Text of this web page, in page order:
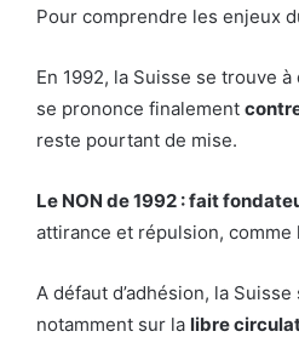
Pour comprendre les enjeux
En 1992, la Suisse se trouve
se prononce finalement
reste pourtant de mise.
Le NON de 1992 : fait
attirance et répulsion, comme
A défaut d’adhésion, la
notamment sur la libre